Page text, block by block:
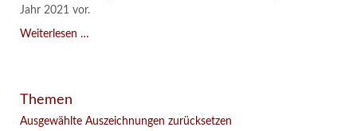
Jahr 2021 vor.
Weiterlesen …
(2021)
Themen
Ausgewählte Auszeichnungen zurücksetzen